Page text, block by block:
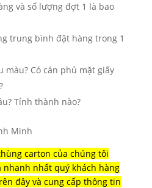
và số lượng đợt 1 là bao
trung bình đặt hàng trong 1
màu? Có cán phủ mặt giấy
Tỉnh thành nào?
carton của chúng tôi
nhanh nhất quý khách hàng
đây và cung cấp thông tin